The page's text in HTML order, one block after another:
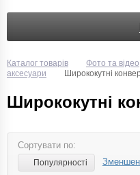
Каталог товарів Фото та відео
аксесуари
Ширококутні
Ширококутні
Сортувати по:
Популярності